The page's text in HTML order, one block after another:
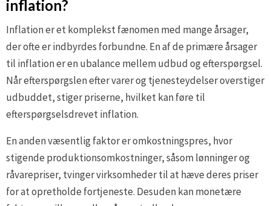
inflation?
Inflation er et komplekst fænomen med mange årsager,
der ofte er indbyrdes forbundne. En af de primære årsager
til inflation er en ubalance mellem udbud og efterspørgsel.
Når efterspørgslen efter varer og tjenesteydelser overstiger
udbuddet, stiger priserne, hvilket kan føre til
efterspørgselsdrevet inflation.
En anden væsentlig faktor er omkostningspres, hvor
stigende produktionsomkostninger, såsom lønninger og
råvarepriser, tvinger virksomheder til at hæve deres priser
for at opretholde fortjeneste. Desuden kan monetære